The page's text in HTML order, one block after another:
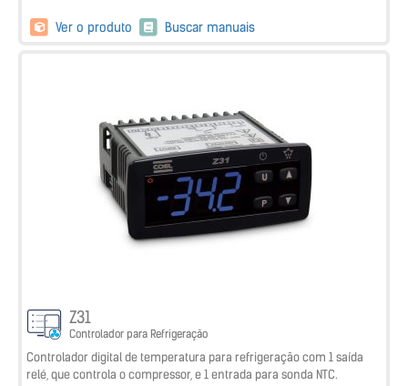
Ver o produto Buscar manuais
Z31
Controlador para Refrigeração
Controlador digital de temperatura para refrigeração com 1 saída
relé, que controla o compressor, e 1 entrada para sonda NTC.